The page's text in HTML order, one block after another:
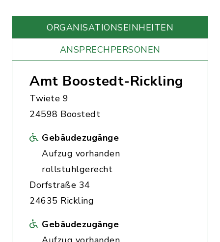
ORGANISATIONS­EINHEITEN
ANSPRECHPERSONEN
Amt Boostedt-Rickling
Twiete 9
24598 Boostedt
Gebäudezugänge
Aufzug vorhanden
rollstuhlgerecht
Dorfstraße 34
24635 Rickling
Gebäudezugänge